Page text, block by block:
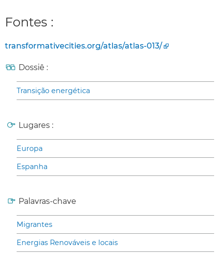
Fontes :
transformativecities.org/atlas/atlas-013/
Dossiê :
Transição energética
Lugares :
Europa
Espanha
Palavras-chave
Migrantes
Energias Renováveis e locais